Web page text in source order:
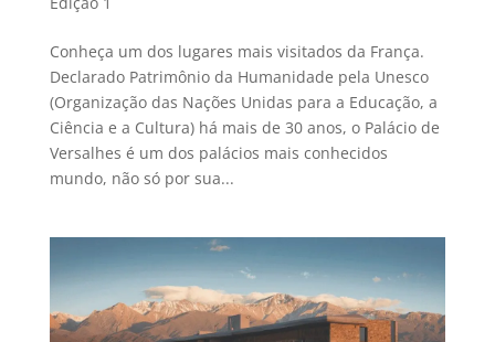
Conheça um dos lugares mais visitados da França.
Declarado Patrimônio da Humanidade pela Unesco
(Organização das Nações Unidas para a Educação, a
Ciência e a Cultura) há mais de 30 anos, o Palácio de
Versalhes é um dos palácios mais conhecidos
mundo, não só por sua...